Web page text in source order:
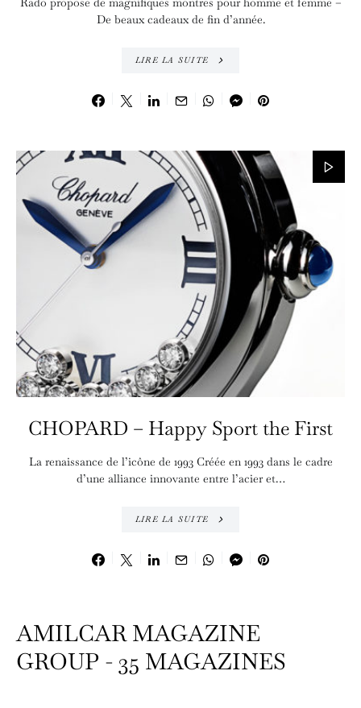
De beaux cadeaux de fin d’année.
LIRE LA SUITE
CHOPARD – Happy Sport the First
La renaissance de l’icône de 1993 Créée en 1993 dans le cadre
d’une alliance innovante entre l’acier et…
LIRE LA SUITE
AMILCAR MAGAZINE
GROUP - 35 MAGAZINES